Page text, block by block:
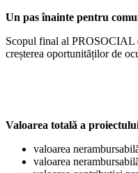
Un pas înainte pentru
Scopul final al PROSOCIAL
creșterea oportunităților de
Valoarea totală a
valoarea
valoarea